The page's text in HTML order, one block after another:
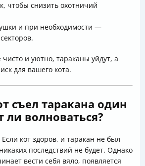
чтобы снизить охотничий
и при необходимости —
и уютно, тараканы уйдут, а
для вашего кота.
съел таракана один
ли волноваться?
кот здоров, и таракан не был
последствий не будет. Однако
вести себя вяло, появляется